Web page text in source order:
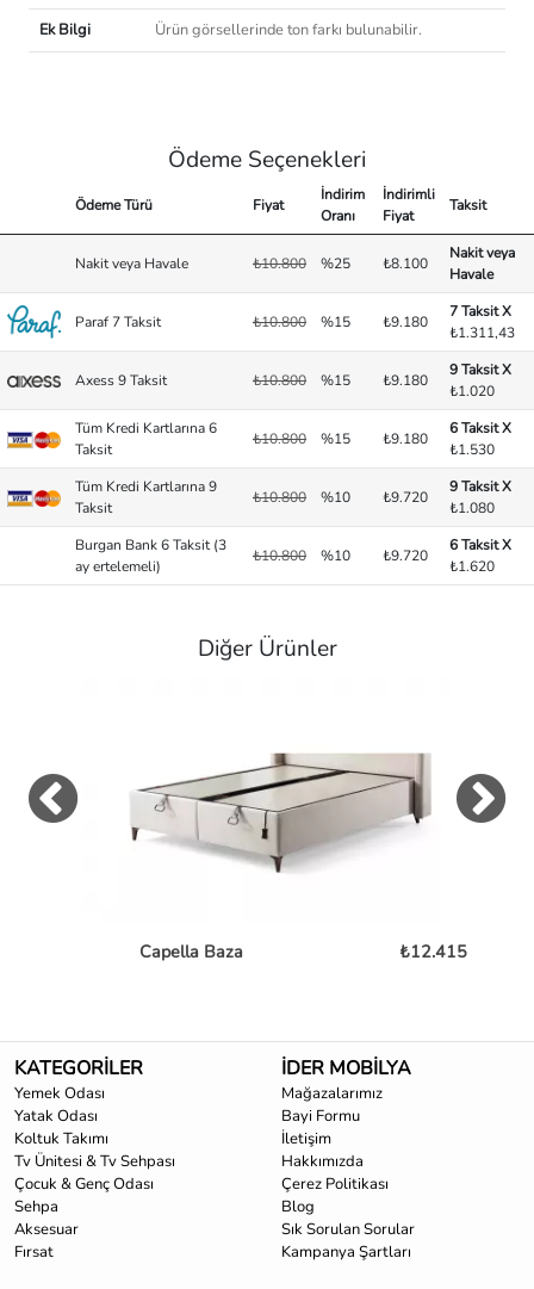
Ek Bilgi
Ürün görsellerinde ton farkı bulunabilir.
Ödeme Seçenekleri
Ödeme Türü Fiyat
İndirim
Oranı
İndirimli
Fiyat
Taksit
Nakit veya Havale ₺10.800 %25 ₺8.100
Nakit veya
Havale
Paraf 7 Taksit ₺10.800 %15 ₺9.180
7 Taksit X
₺1.311,43
Axess 9 Taksit ₺10.800 %15 ₺9.180
9 Taksit X
₺1.020
Tüm Kredi Kartlarına 6
Taksit
₺10.800 %15 ₺9.180
6 Taksit X
₺1.530
Tüm Kredi Kartlarına 9
Taksit
₺10.800 %10 ₺9.720
9 Taksit X
₺1.080
Burgan Bank 6 Taksit (3
ay ertelemeli)
₺10.800 %10 ₺9.720
6 Taksit X
₺1.620
Diğer Ürünler
Capella Baza ₺12.415
KATEGORİLER
Yemek Odası
Yatak Odası
Koltuk Takımı
Tv Ünitesi & Tv Sehpası
Çocuk & Genç Odası
Sehpa
Aksesuar
Fırsat
İDER MOBİLYA
Mağazalarımız
Bayi Formu
İletişim
Hakkımızda
Çerez Politikası
Blog
Sık Sorulan Sorular
Kampanya Şartları